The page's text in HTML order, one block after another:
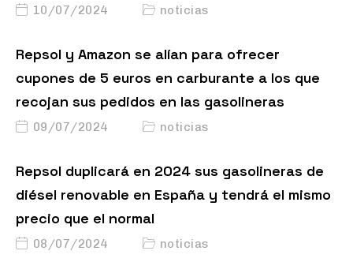
10/07/2024 noticias
Repsol y Amazon se alían para ofrecer
cupones de 5 euros en carburante a los que
recojan sus pedidos en las gasolineras
09/07/2024 noticias
Repsol duplicará en 2024 sus gasolineras de
diésel renovable en España y tendrá el mismo
precio que el normal
08/07/2024 noticias